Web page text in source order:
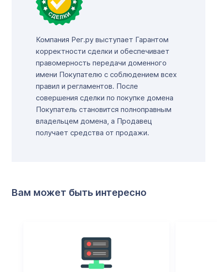
Компания Рег.ру выступает Гарантом
корректности сделки и обеспечивает
правомерность передачи доменного
имени Покупателю с соблюдением всех
правил и регламентов. После
совершения сделки по покупке домена
Покупатель становится полноправным
владельцем домена, а Продавец
получает средства от продажи.
Вам может быть интересно